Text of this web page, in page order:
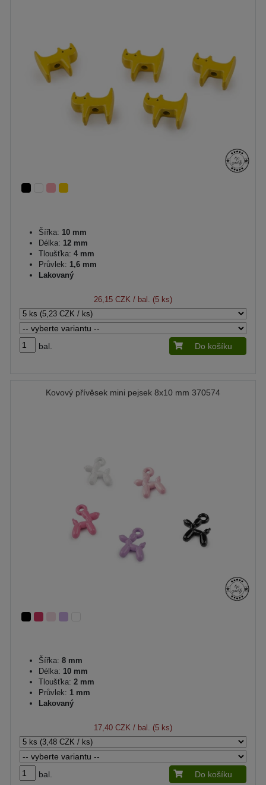
Šířka: 10 mm
Délka: 12 mm
Tloušťka: 4 mm
Průvlek: 1,6 mm
Lakovaný
26,15 CZK / bal. (5 ks)
bal. Do košíku
Kovový přívěsek mini pejsek 8x10 mm 370574
Šířka: 8 mm
Délka: 10 mm
Tloušťka: 2 mm
Průvlek: 1 mm
Lakovaný
17,40 CZK / bal. (5 ks)
bal. Do košíku